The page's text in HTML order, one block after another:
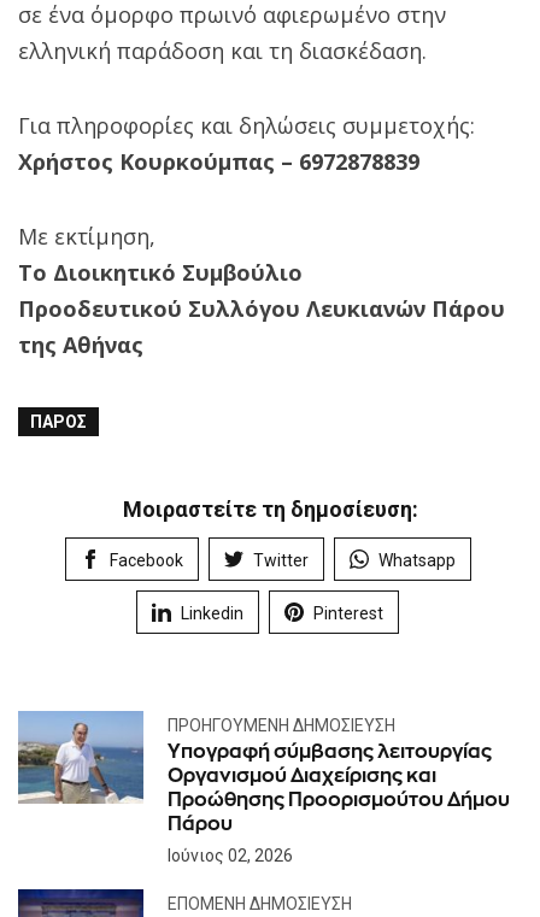
σε ένα όμορφο πρωινό αφιερωμένο στην
ελληνική παράδοση και τη διασκέδαση.
Για πληροφορίες και δηλώσεις συμμετοχής:
Χρήστος Κουρκούμπας – 6972878839
Με εκτίμηση,
Το Διοικητικό Συμβούλιο
Προοδευτικού Συλλόγου Λευκιανών Πάρου
της Αθήνας
ΠΆΡΟΣ
Μοιραστείτε τη δημοσίευση:
Facebook Twitter Whatsapp
Linkedin Pinterest
ΠΡΟΗΓΟΎΜΕΝΗ ΔΗΜΟΣΊΕΥΣΗ
Υπογραφή σύμβασης λειτουργίας
Οργανισμού Διαχείρισης και
Προώθησης Προορισμούτου Δήμου
Πάρου
Ιούνιος 02, 2026
ΕΠΌΜΕΝΗ ΔΗΜΟΣΊΕΥΣΗ